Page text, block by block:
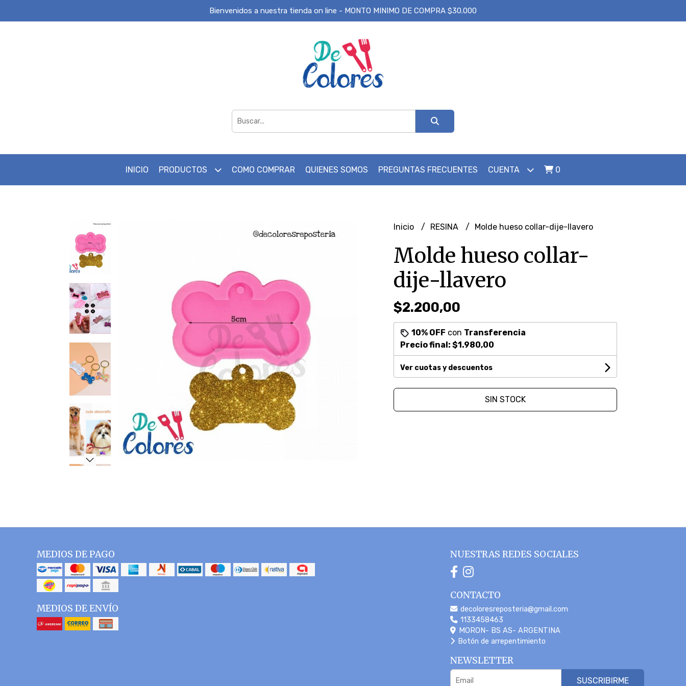
Bienvenidos a nuestra tienda on line - MONTO MINIMO DE COMPRA $30.000
INICIO PRODUCTOS COMO COMPRAR QUIENES SOMOS PREGUNTAS FRECUENTES CUENTA 0
Inicio RESINA Molde hueso collar-dije-llavero
Molde hueso collar-
dije-llavero
$2.200,00
10% OFF con Transferencia
Precio final: $1.980,00
Ver cuotas y descuentos
SIN STOCK
MEDIOS DE PAGO
MEDIOS DE ENVÍO
NUESTRAS REDES SOCIALES
CONTACTO
decoloresreposteria@gmail.com
1133458463
MORON- BS AS- ARGENTINA
Botón de arrepentimiento
NEWSLETTER
SUSCRIBIRME